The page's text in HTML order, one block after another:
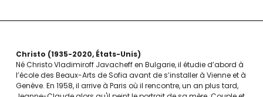
Christo 1935-2020 États-Unis
Né Christo Vladimiroff Javacheff en Bulgarie, il étudie d’abord à
l’école des Beaux-Arts de Sofia avant de s’installer à Vienne et à
Genève. En 1958, il arrive à Paris où il rencontre, un an plus tard,